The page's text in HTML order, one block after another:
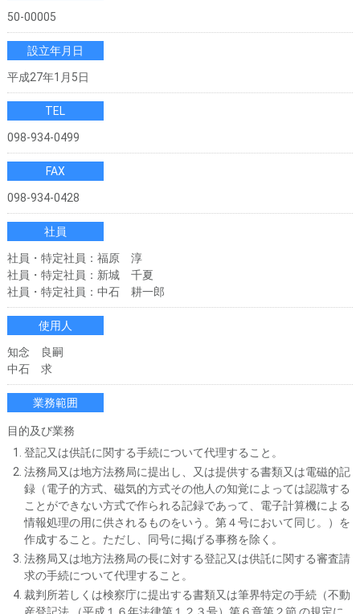
50-00005
設立年月日
平成27年1月5日
TEL
098-934-0499
FAX
098-934-0428
社員
社員・特定社員：福原 淳
社員・特定社員：新城 千夏
社員・特定社員：中石 耕一郎
使用人
知念 良嗣
中石 求
業務範囲
目的及び業務
登記又は供託に関する手続について代理すること。
法務局又は地方法務局に提出し、又は提供する書類又は電磁的記
録（電子的方式、磁気的方式その他人の知覚によっては認識する
ことができない方式で作られる記録であって、電子計算機による
情報処理の用に供されるものをいう。第４号において同じ。）を
作成すること。ただし、同号に掲げる事務を除く。
法務局又は地方法務局の長に対する登記又は供託に関する審査請
求の手続について代理すること。
裁判所若しくは検察庁に提出する書類又は筆界特定の手続（不動